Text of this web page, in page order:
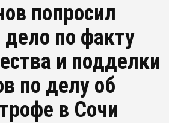
попросил
дело по факту
и подделки
по делу об
в Сочи